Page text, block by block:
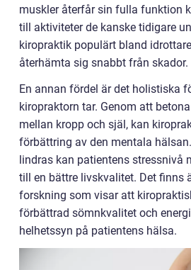
muskler återfår sin fulla funktion
till aktiviteter de kanske tidigare
kiropraktik populärt bland
återhämta sig snabbt från skador.
En annan fördel är det holistiska
kiropraktorn tar. Genom att
mellan kropp och själ, kan
förbättring av den mentala
lindras kan patientens stressnivå
till en bättre livskvalitet. Det finns
forskning som visar att
förbättrad sömnkvalitet och
helhetssyn på patientens hälsa.